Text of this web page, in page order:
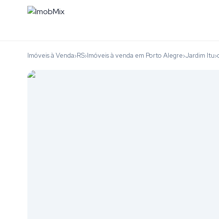
Imóveis à Venda›RS›Imóveis à venda em Porto Alegre›Jardim Itu›